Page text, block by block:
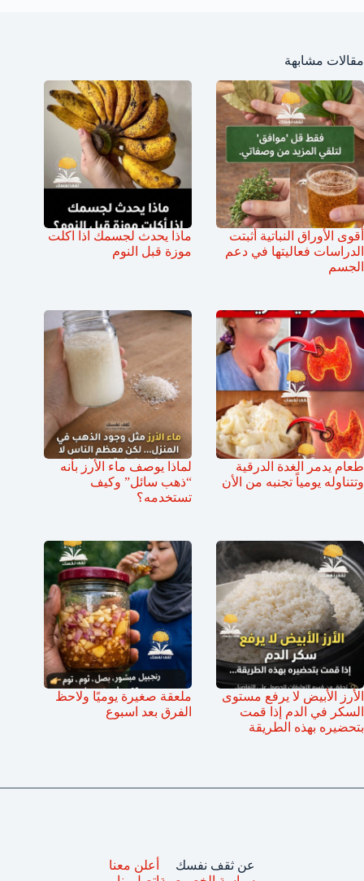
مقالات مشابهة
أقوى الأوراق النباتية أثبتت
الدراسات فعاليتها في دعم
الجسم
ماذا يحدث لجسمك اذا اكلت
موزة قبل النوم
طعام يدمر الغدة الدرقية
وتتناوله يومياً تجنبه من الأن
لماذا يوصف ماء الأرز بأنه
“ذهب سائل” وكيف
تستخدمه؟
الأرز الأبيض لا يرفع مستوى
السكر في الدم إذا قمت
بتحضيره بهذه الطريقة
ملعقة صغيرة يوميًا ولاحظ
الفرق بعد اسبوع
عن ثقف نفسك
أعلن معنا